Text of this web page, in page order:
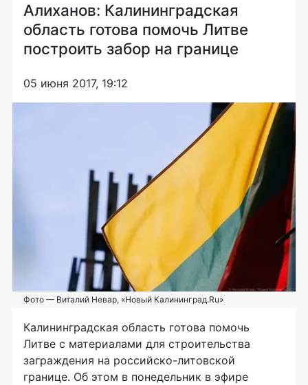
Алиханов: Калининградская
область готова помочь Литве
построить забор на границе
05 июня 2017, 19:12
Фото — Виталий Невар, «Новый Калининград.Ru»
Калининградская область готова помочь
Литве с материалами для строительства
заграждения на российско-литовской
границе. Об этом в понедельник в эфире